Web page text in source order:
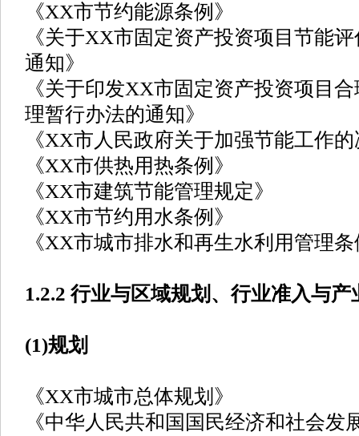
《XX市节约能源条例》
《关于XX市固定资产投资项目节能
通知》
《关于印发XX市固定资产投资项目
理暂行办法的通知》
《XX市人民政府关于加强节能工作
《XX市供热用热条例》
《XX市建筑节能管理规定》
《XX市节约用水条例》
《XX市城市排水和再生水利用管理
1.2.2 行业与区域规划、行业准入与产
(1)规划
《XX市城市总体规划》
《中华人民共和国国民经济和社会发